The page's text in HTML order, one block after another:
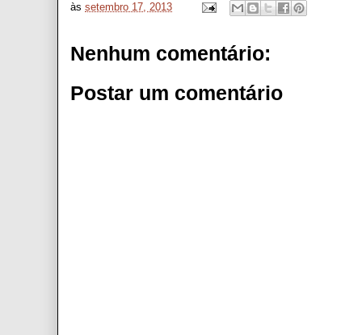
às setembro 17, 2013
Nenhum comentário:
Postar um comentário